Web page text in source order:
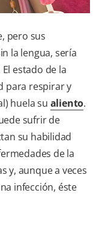
pero sus
la lengua, sería
estado de la
para respirar y
huela su aliento.
sufrir de
su habilidad
de la
y, aunque a veces
infección, éste